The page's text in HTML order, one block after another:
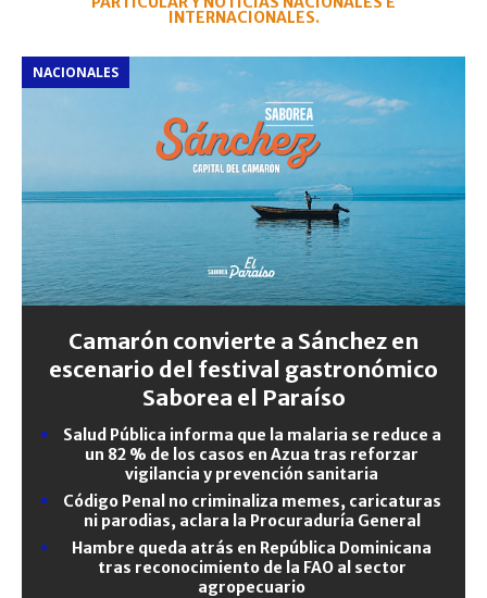
INTERNACIONALES.
NACIONALES
Camarón convierte a Sánchez en
escenario del festival gastronómico
Saborea el Paraíso
Salud Pública informa que la malaria se reduce a
un 82 % de los casos en Azua tras reforzar
vigilancia y prevención sanitaria
Código Penal no criminaliza memes, caricaturas
ni parodias, aclara la Procuraduría General
Hambre queda atrás en República Dominicana
tras reconocimiento de la FAO al sector
agropecuario